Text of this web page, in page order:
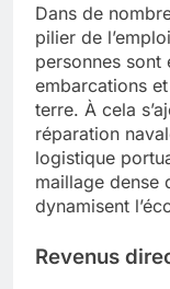
Dans de
pilier de
personnes sont
embarcations
terre. À cela
réparation
logistique
maillage dense
dynamisent
Revenus